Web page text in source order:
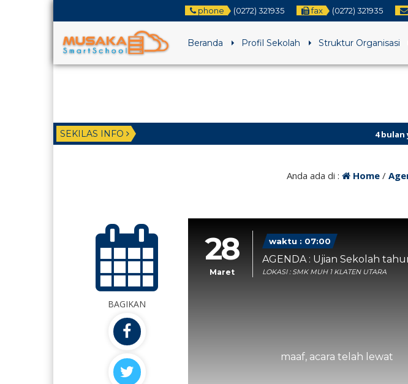
phone (0272) 321935 fax (0272) 321935
Beranda Profil Sekolah Struktur Organisasi
SEKILAS INFO 4 bulan yang lalu/
Anda ada di : Home/
BAGIKAN
28
Maret
waktu : 07:00
AGENDA : Ujian Sekolah
LOKASI : SMK MUH 1 KLATEN UTARA
maaf, acara telah lewat